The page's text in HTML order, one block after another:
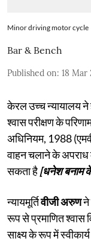
Minor driving motor cycle
Bar & Bench
Published on: 18 Mar
केरल उच्च न्यायालय ने
श्वास परीक्षण के
अधिनियम, 1988
वाहन चलाने के अपराध
सकता है[धनेश बनाम
न्यायमूर्तिवीजी अरुणने
रूप से प्रमाणित श्वास
साक्ष्य के रूप में